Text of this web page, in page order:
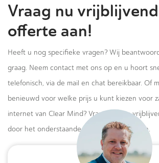
Vraag nu
offerte aan!
Heeft u nog specifieke vragen? Wij
graag. Neem contact met ons op en u hoort
telefonisch, via de mail en chat bereikbaar. Of
benieuwd voor welke prijs u kunt kiezen voor
internet van Clear Mind? Vraag dan nu
door het onderstaande formulier in te vullen.